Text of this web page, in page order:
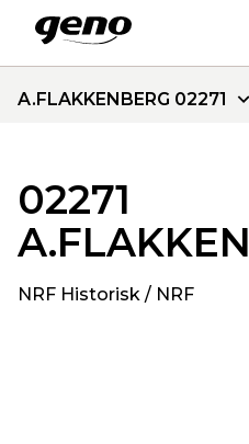
A.FLAKKENBERG 02271
02271
NRF Historisk / NRF